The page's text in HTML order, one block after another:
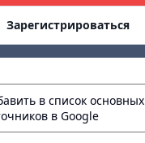
Зарегистрироваться
в список основных
в Google